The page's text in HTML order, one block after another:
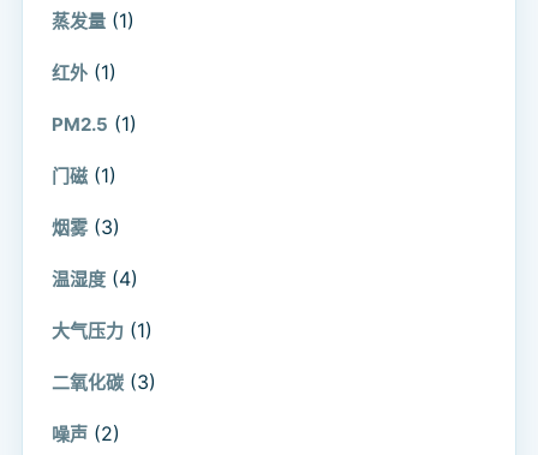
蒸发量 (1)
红外 (1)
PM2.5 (1)
门磁 (1)
烟雾 (3)
温湿度 (4)
大气压力 (1)
二氧化碳 (3)
噪声 (2)